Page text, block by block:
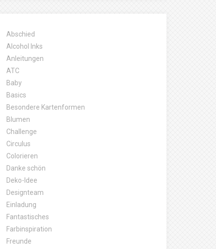
Abschied
Alcohol Inks
Anleitungen
ATC
Baby
Basics
Besondere Kartenformen
Blumen
Challenge
Circulus
Colorieren
Danke schön
Deko-Idee
Designteam
Einladung
Fantastisches
Farbinspiration
Freunde